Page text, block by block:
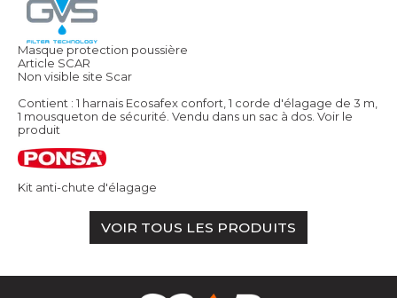
Masque protection poussière
Article SCAR
Non visible site Scar
Contient : 1 harnais Ecosafex confort, 1 corde d'élagage de 3 m,
1 mousqueton de sécurité. Vendu dans un sac à dos. Voir le
produit
Kit anti-chute d'élagage
VOIR TOUS LES PRODUITS